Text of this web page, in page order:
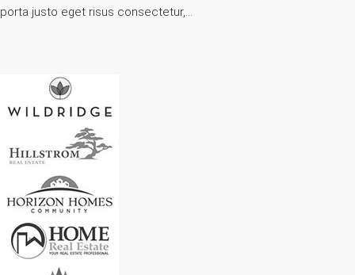
porta justo eget risus consectetur,…